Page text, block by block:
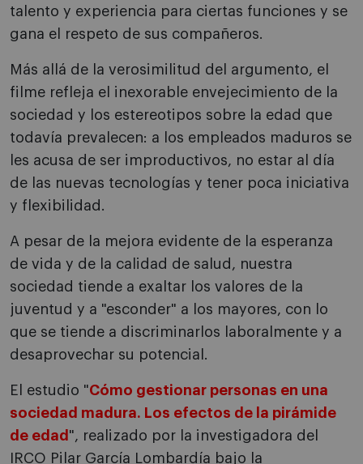
talento y experiencia para ciertas funciones y se
gana el respeto de sus compañeros.
Más allá de la verosimilitud del argumento, el
filme refleja el inexorable envejecimiento de la
sociedad y los estereotipos sobre la edad que
todavía prevalecen: a los empleados maduros se
les acusa de ser improductivos, no estar al día
de las nuevas tecnologías y tener poca iniciativa
y flexibilidad.
A pesar de la mejora evidente de la esperanza
de vida y de la calidad de salud, nuestra
sociedad tiende a exaltar los valores de la
juventud y a "esconder" a los mayores, con lo
que se tiende a discriminarlos laboralmente y a
desaprovechar su potencial.
El estudio "Cómo gestionar personas en una
sociedad madura. Los efectos de la pirámide
de edad ", realizado por la investigadora del
IRCO Pilar García Lombardía bajo la